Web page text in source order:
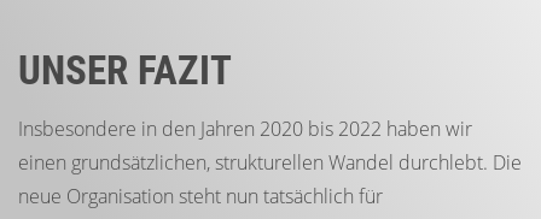
UNSER FAZIT
Insbesondere in den Jahren 2020 bis 2022 haben wir
einen grundsätzlichen, strukturellen Wandel durchlebt. Die
neue Organisation steht nun tatsächlich für